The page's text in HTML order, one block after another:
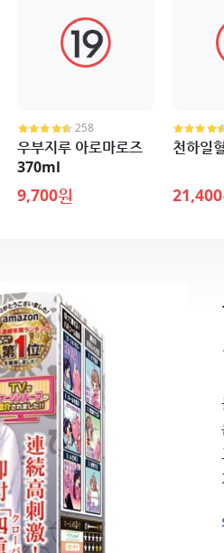
258
우부지루 아로마로즈
370ml
9,700원
천하일
21,400